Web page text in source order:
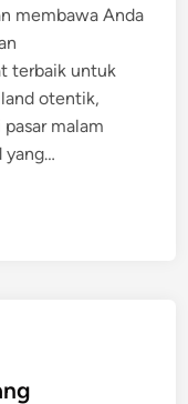
membawa Anda
terbaik untuk
otentik,
malam
yang…